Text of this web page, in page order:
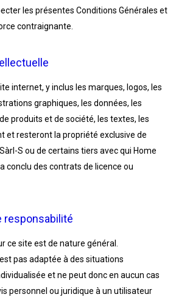
les présentes Conditions Générales et
contraignante.
internet, y inclus les marques, logos, les
graphiques, les données, les
produits et de société, les textes, les
et resteront la propriété exclusive de
S ou de certains tiers avec qui Home
conclu des contrats de licence ou
responsabilité
ce site est de nature général.
pas adaptée à des situations
et ne peut donc en aucun cas
personnel ou juridique à un utilisateur